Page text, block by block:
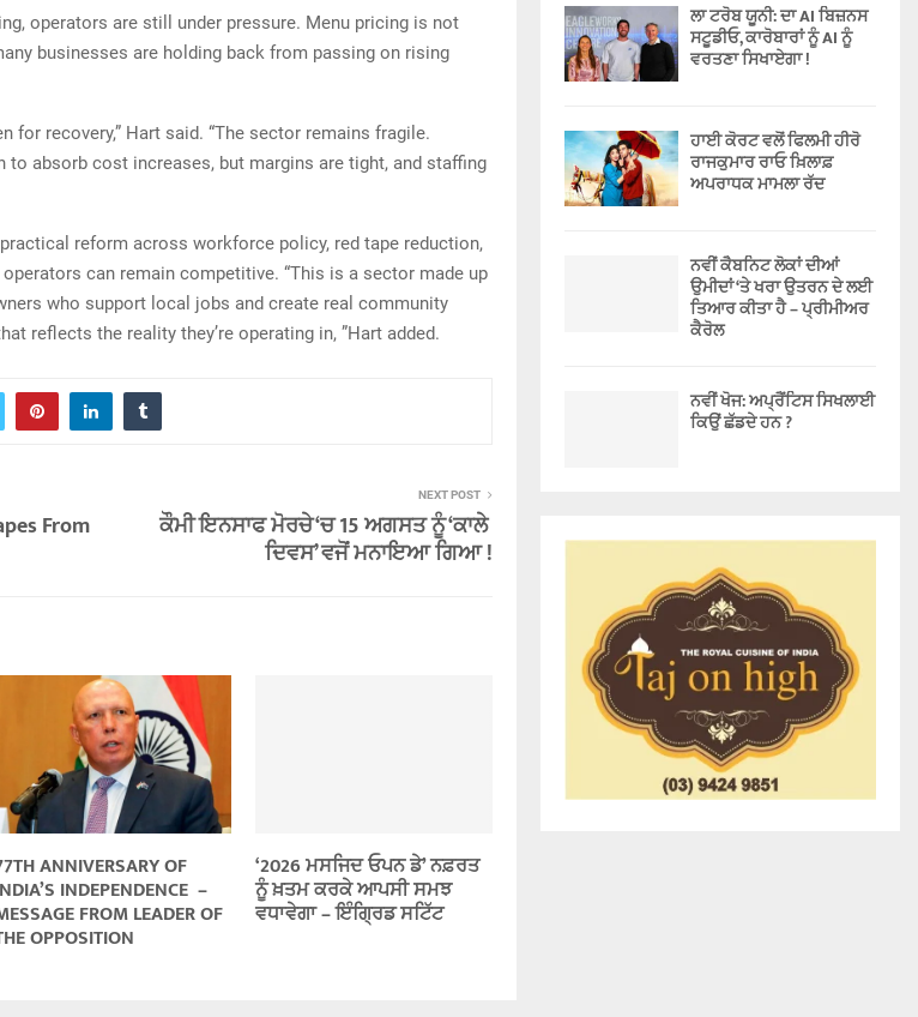
operators are still under pressure. Menu pricing is not
businesses are holding back from passing on rising
for recovery,” Hart said. “The sector remains fragile.
to absorb cost increases, but margins are tight, and staffing
reform across workforce policy, red tape reduction,
can remain competitive. “This is a sector made up
who support local jobs and create real community
reflects the reality they’re operating in, ”Hart added.
From
NEXT POST
ਕੌਮੀ ਇਨਸਾਫ ਮੋਰਚੇ ‘ਚ 15 ਅਗਸਤ ਨੂੰ ‘ਕਾਲੇ
ਦਿਵਸ’ ਵਜੋਂ ਮਨਾਇਆ ਗਿਆ !
ANNIVERSARY OF
INDEPENDENCE –
FROM LEADER OF
OPPOSITION
‘2026 ਮਸਜਿਦ ਓਪਨ ਡੇ’ ਨਫ਼ਰਤ
ਨੂੰ ਖ਼ਤਮ ਕਰਕੇ ਆਪਸੀ ਸਮਝ
ਵਧਾਵੇਗਾ – ਇੰਗ੍ਰਿਡ ਸਟਿੱਟ
ਲਾ ਟਰੋਬ ਯੂਨੀ: ਦਾ AI ਬਿਜ਼ਨਸ
ਸਟੂਡੀਓ, ਕਾਰੋਬਾਰਾਂ ਨੂੰ AI ਨੂੰ
ਵਰਤਣਾ ਸਿਖਾਏਗਾ !
ਹਾਈ ਕੋਰਟ ਵਲੋਂ ਫਿਲਮੀ ਹੀਰੋ
ਰਾਜਕੁਮਾਰ ਰਾਓ ਖ਼ਿਲਾਫ਼
ਅਪਰਾਧਕ ਮਾਮਲਾ ਰੱਦ
ਨਵੀਂ ਕੈਬਨਿਟ ਲੋਕਾਂ ਦੀਆਂ
ਉਮੀਦਾਂ ‘ਤੇ ਖਰਾ ਉਤਰਨ ਦੇ ਲਈ
ਤਿਆਰ ਕੀਤਾ ਹੈ – ਪ੍ਰੀਮੀਅਰ
ਕੈਰੋਲ
ਨਵੀਂ ਖੋਜ: ਅਪ੍ਰੈਂਟਿਸ ਸਿਖਲਾਈ
ਕਿਉਂ ਛੱਡਦੇ ਹਨ ?